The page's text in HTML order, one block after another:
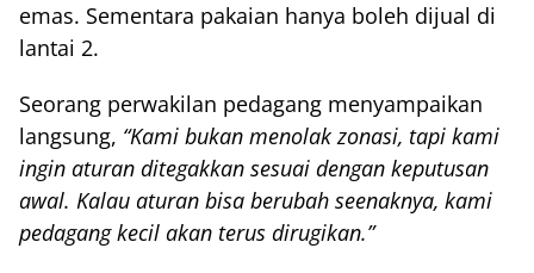
emas. Sementara pakaian hanya boleh dijual di
lantai 2.
Seorang perwakilan pedagang menyampaikan
langsung, “Kami bukan menolak zonasi, tapi kami
ingin aturan ditegakkan sesuai dengan keputusan
awal. Kalau aturan bisa berubah seenaknya, kami
pedagang kecil akan terus dirugikan.”